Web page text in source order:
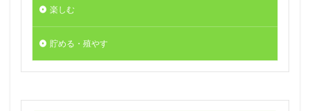
楽しむ
貯める・殖やす